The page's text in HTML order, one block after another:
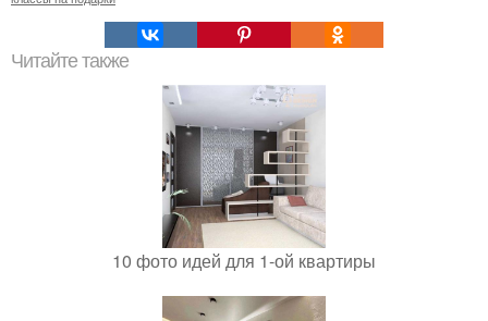
Читайте также
10 фото идей для 1-ой квартиры